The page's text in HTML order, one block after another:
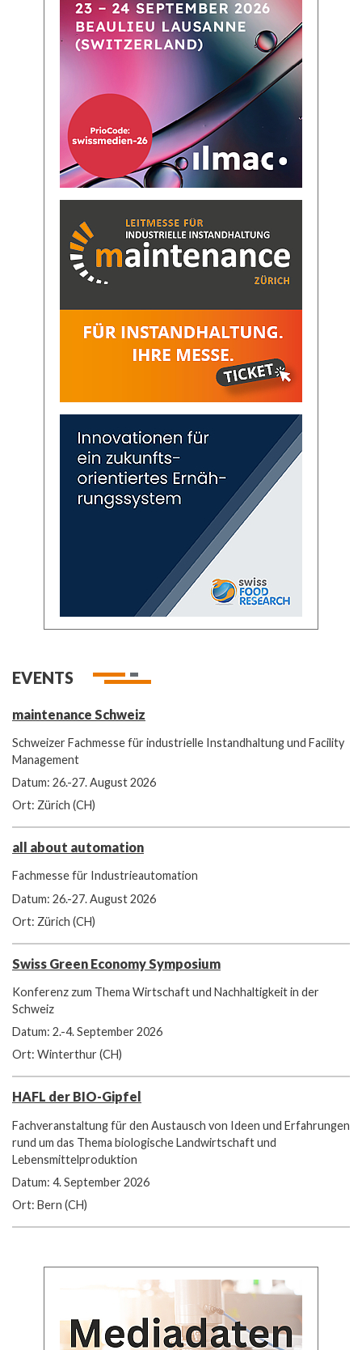
EVENTS
maintenance Schweiz
Schweizer Fachmesse für industrielle Instandhaltung und Facility
Management
Datum: 26.-27. August 2026
Ort: Zürich (CH)
all about automation
Fachmesse für Industrieautomation
Datum: 26.-27. August 2026
Ort: Zürich (CH)
Swiss Green Economy Symposium
Konferenz zum Thema Wirtschaft und Nachhaltigkeit in der
Schweiz
Datum: 2.-4. September 2026
Ort: Winterthur (CH)
HAFL der BIO-Gipfel
Fachveranstaltung für den Austausch von Ideen und Erfahrungen
rund um das Thema biologische Landwirtschaft und
Lebensmittelproduktion
Datum: 4. September 2026
Ort: Bern (CH)